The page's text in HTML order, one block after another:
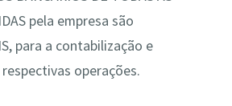
pela empresa são
para a contabilização e
operações.